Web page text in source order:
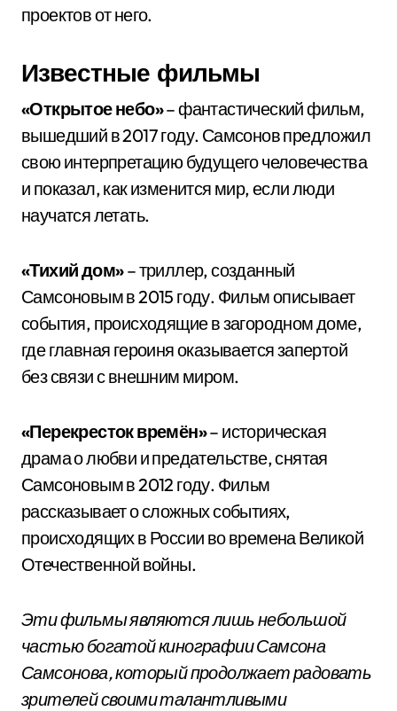
проектов от него.
Известные фильмы
«Открытое небо»– фантастический фильм,
вышедший в 2017 году. Самсонов предложил
свою интерпретацию будущего человечества
и показал, как изменится мир, если люди
научатся летать.
«Тихий дом»– триллер, созданный
Самсоновым в 2015 году. Фильм описывает
события, происходящие в загородном доме,
где главная героиня оказывается запертой
без связи с внешним миром.
«Перекресток времён»– историческая
драма о любви и предательстве, снятая
Самсоновым в 2012 году. Фильм
рассказывает о сложных событиях,
происходящих в России во времена Великой
Отечественной войны.
Эти фильмы являются лишь небольшой
частью богатой кинографии Самсона
Самсонова, который продолжает радовать
зрителей своими талантливыми